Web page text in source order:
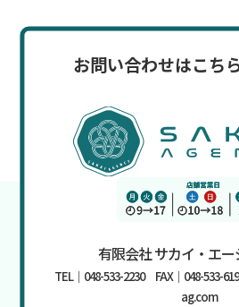
お問い合わせはこち
有限会社 サカイ・エ
TEL｜048-533-2230 FAX｜048-533-
ag.com